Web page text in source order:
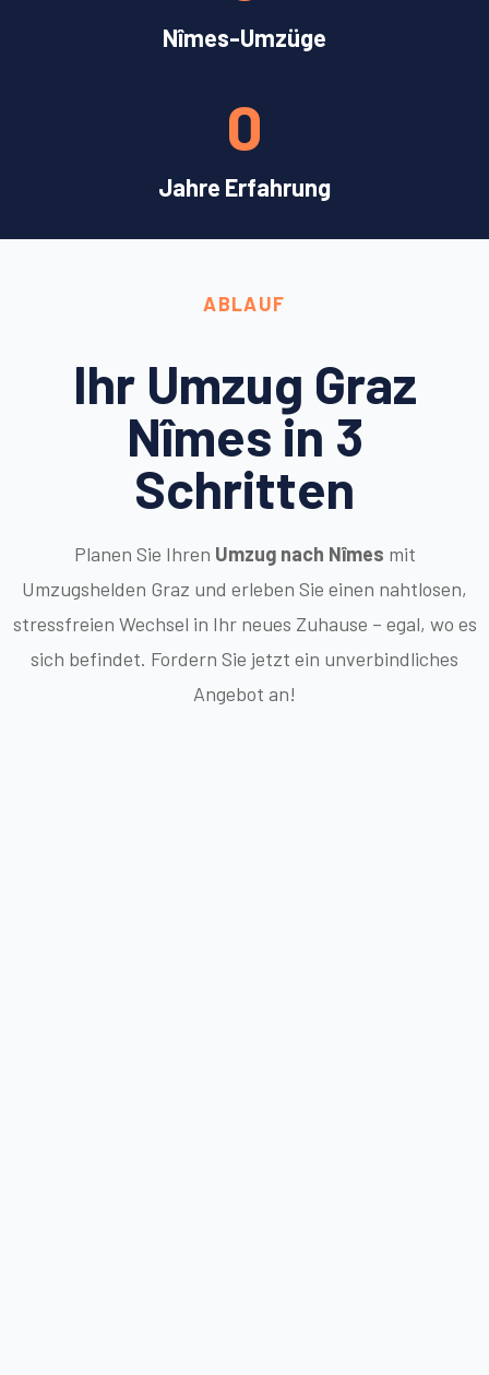
Nîmes-Umzüge
Jahre Erfahrung
0
ABLAUF
Ihr Umzug Graz
Nîmes in 3
Schritten
Planen Sie Ihren Umzug nach Nîmes mit
Umzugshelden Graz und erleben Sie einen nahtlosen,
stressfreien Wechsel in Ihr neues Zuhause – egal, wo es
sich befindet. Fordern Sie jetzt ein unverbindliches
Angebot an!